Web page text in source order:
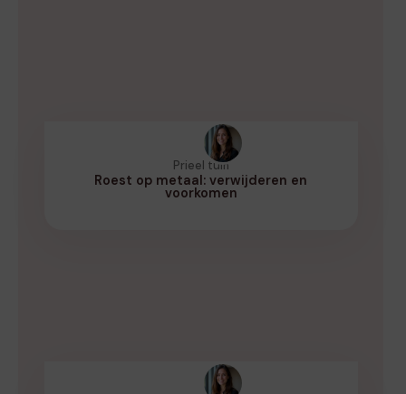
Prieel tuin
Roest op metaal: verwijderen en
voorkomen